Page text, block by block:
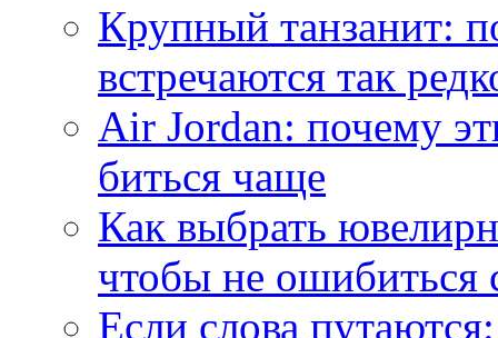
Крупный танзанит:
встречаются так
Air Jordan: почему
биться чаще
Как выбрать
чтобы не ошибиться
Если слова